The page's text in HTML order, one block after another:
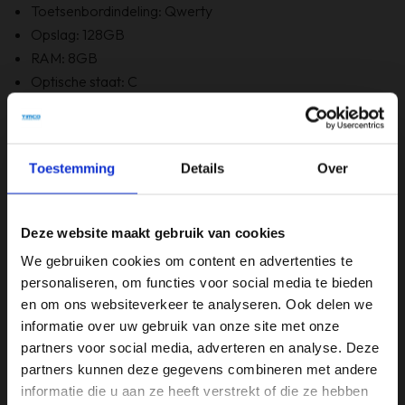
Toestemming Details Over
Deze website maakt gebruik van cookies
We gebruiken cookies om content en advertenties te
personaliseren, om functies voor social media te bieden
en om ons websiteverkeer te analyseren. Ook delen we
informatie over uw gebruik van onze site met onze
partners voor social media, adverteren en analyse. Deze
partners kunnen deze gegevens combineren met andere
informatie die u aan ze heeft verstrekt of die ze hebben
Toetsenbordindeling: Qwerty
Opslag: 128GB
RAM: 8GB
Optische staat: C
Specificaties
Beeldschermdiagonaal (inch)
15,6 inch
Merk
HP
Opslagruimte